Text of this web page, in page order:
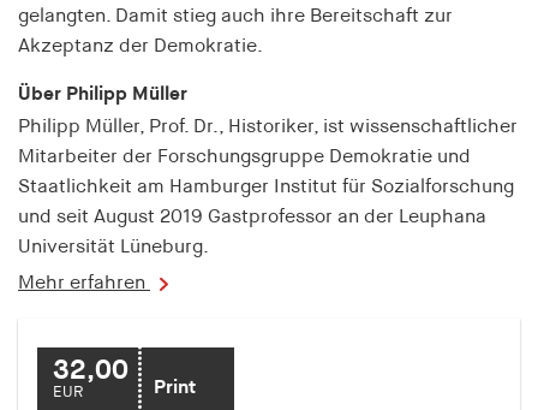
gelangten. Damit stieg auch ihre Bereitschaft zur
Akzeptanz der Demokratie.
Über Philipp Müller
Philipp Müller, Prof. Dr., Historiker, ist wissenschaftlicher
Mitarbeiter der Forschungsgruppe Demokratie und
Staatlichkeit am Hamburger Institut für Sozialforschung
und seit August 2019 Gastprofessor an der Leuphana
Universität Lüneburg.
Mehr erfahren
32,00
EUR Print